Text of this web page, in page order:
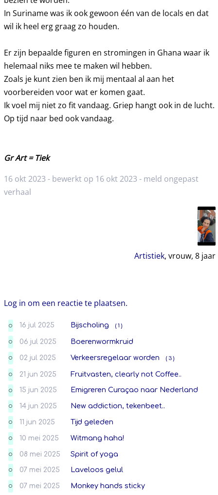
In Suriname was ik ook gewoon één van de locals en dat
wil ik heel erg graag zo houden.
Er zijn bepaalde figuren en stromingen in Ghana waar ik
helemaal niks mee te maken wil hebben.
Zoals je kunt zien ben ik mij mentaal al aan het
voorbereiden voor wat er komen gaat.
Ik voel mij niet zo fit vandaag. Griep hangt ook in de lucht.
Op tijd naar bed ook vandaag.
Gr Art = Tiek
16 okt 2023 - bewerkt op 16 okt 2023 - meld ongepast
verhaal
Artistiek, vrouw, 8jaar
Log in om een reactie te plaatsen.
O 16 jul 2025 Bijscholing ( 1 )
O 06 jul 2025 Boerenwormkruid
O 02 jul 2025 Verkeersregelaar worden ( 3 )
O 21 jun 2025 Fruitvasten, clearly not Coffee..
O 15 jun 2025 Emigreren Curaçao naar Nederland
O 14 jun 2025 New addiction, tekenbeet..
O 11 jun 2025 Tijd geleden
O 10 mei 2025 Witmang haha!
O 08 mei 2025 Spirit of yoga
O 07 mei 2025 Laveloos gelul
O 07 mei 2025 Monkey hands sticky